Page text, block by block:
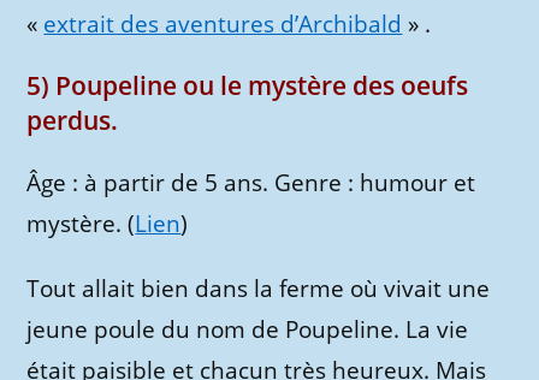
« extrait des aventures d’Archibald » .
5) Poupeline ou le mystère des oeufs
perdus.
Âge : à partir de 5 ans. Genre : humour et
mystère. (Lien)
Tout allait bien dans la ferme où vivait une
jeune poule du nom de Poupeline. La vie
était paisible et chacun très heureux. Mais